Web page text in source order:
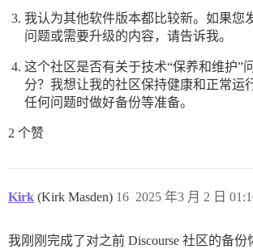
我认为其他软件版本都比较新。如果您
问题或需要升级的内容，请告诉我。
这个社区是否有关于技术“保养和维护”
分？我想让我的社区保持健康和正常运
任何问题时做好备份等准备。
2 个赞
Kirk (Kirk Masden) 2025 年3 月 2 日
16
我刚刚完成了对之前 Discourse 社区的备